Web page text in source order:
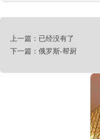
上一篇：已经没有了
下一篇：俄罗斯-帮厨